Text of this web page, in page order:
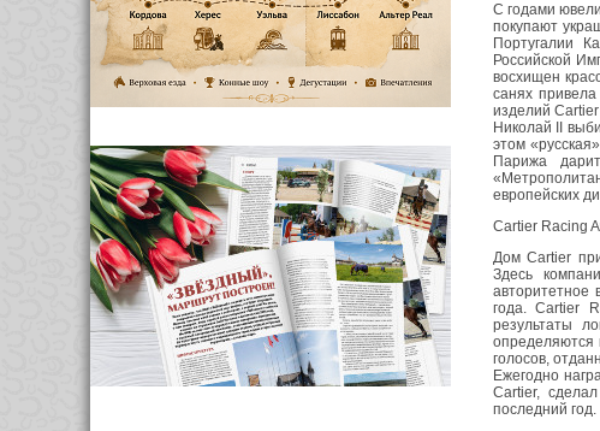
С годами
покупают
Португалии
Российской
восхищен
санях
изделий
Николай II
этом
Парижа
европейских
Cartier Racing
Дом Cartier
Здесь
авторитетное
года. Cartier
результаты
определяются
голосов,
Ежегодно
Cartier,
последний год.